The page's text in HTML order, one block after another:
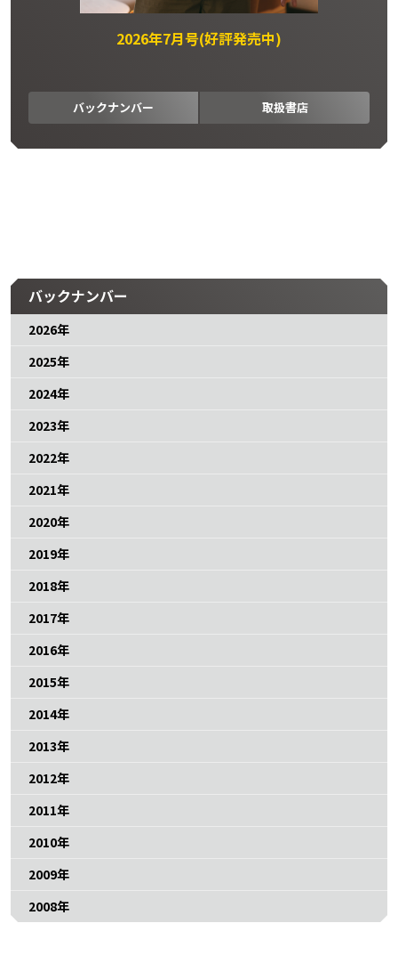
2026年7月号(好評発売中)
バックナンバー 取扱書店
バックナンバー
2026年
2025年
2024年
2023年
2022年
2021年
2020年
2019年
2018年
2017年
2016年
2015年
2014年
2013年
2012年
2011年
2010年
2009年
2008年